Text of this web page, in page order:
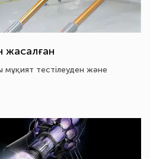
жасалған
мұқият тестілеуден және